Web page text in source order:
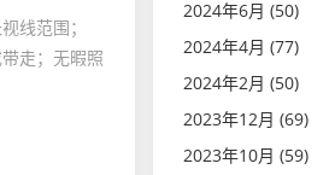
线范围；
走；无暇照
2024年6月 (50)
2024年4月 (77)
2024年2月 (50)
2023年12月 (69)
2023年10月 (59)